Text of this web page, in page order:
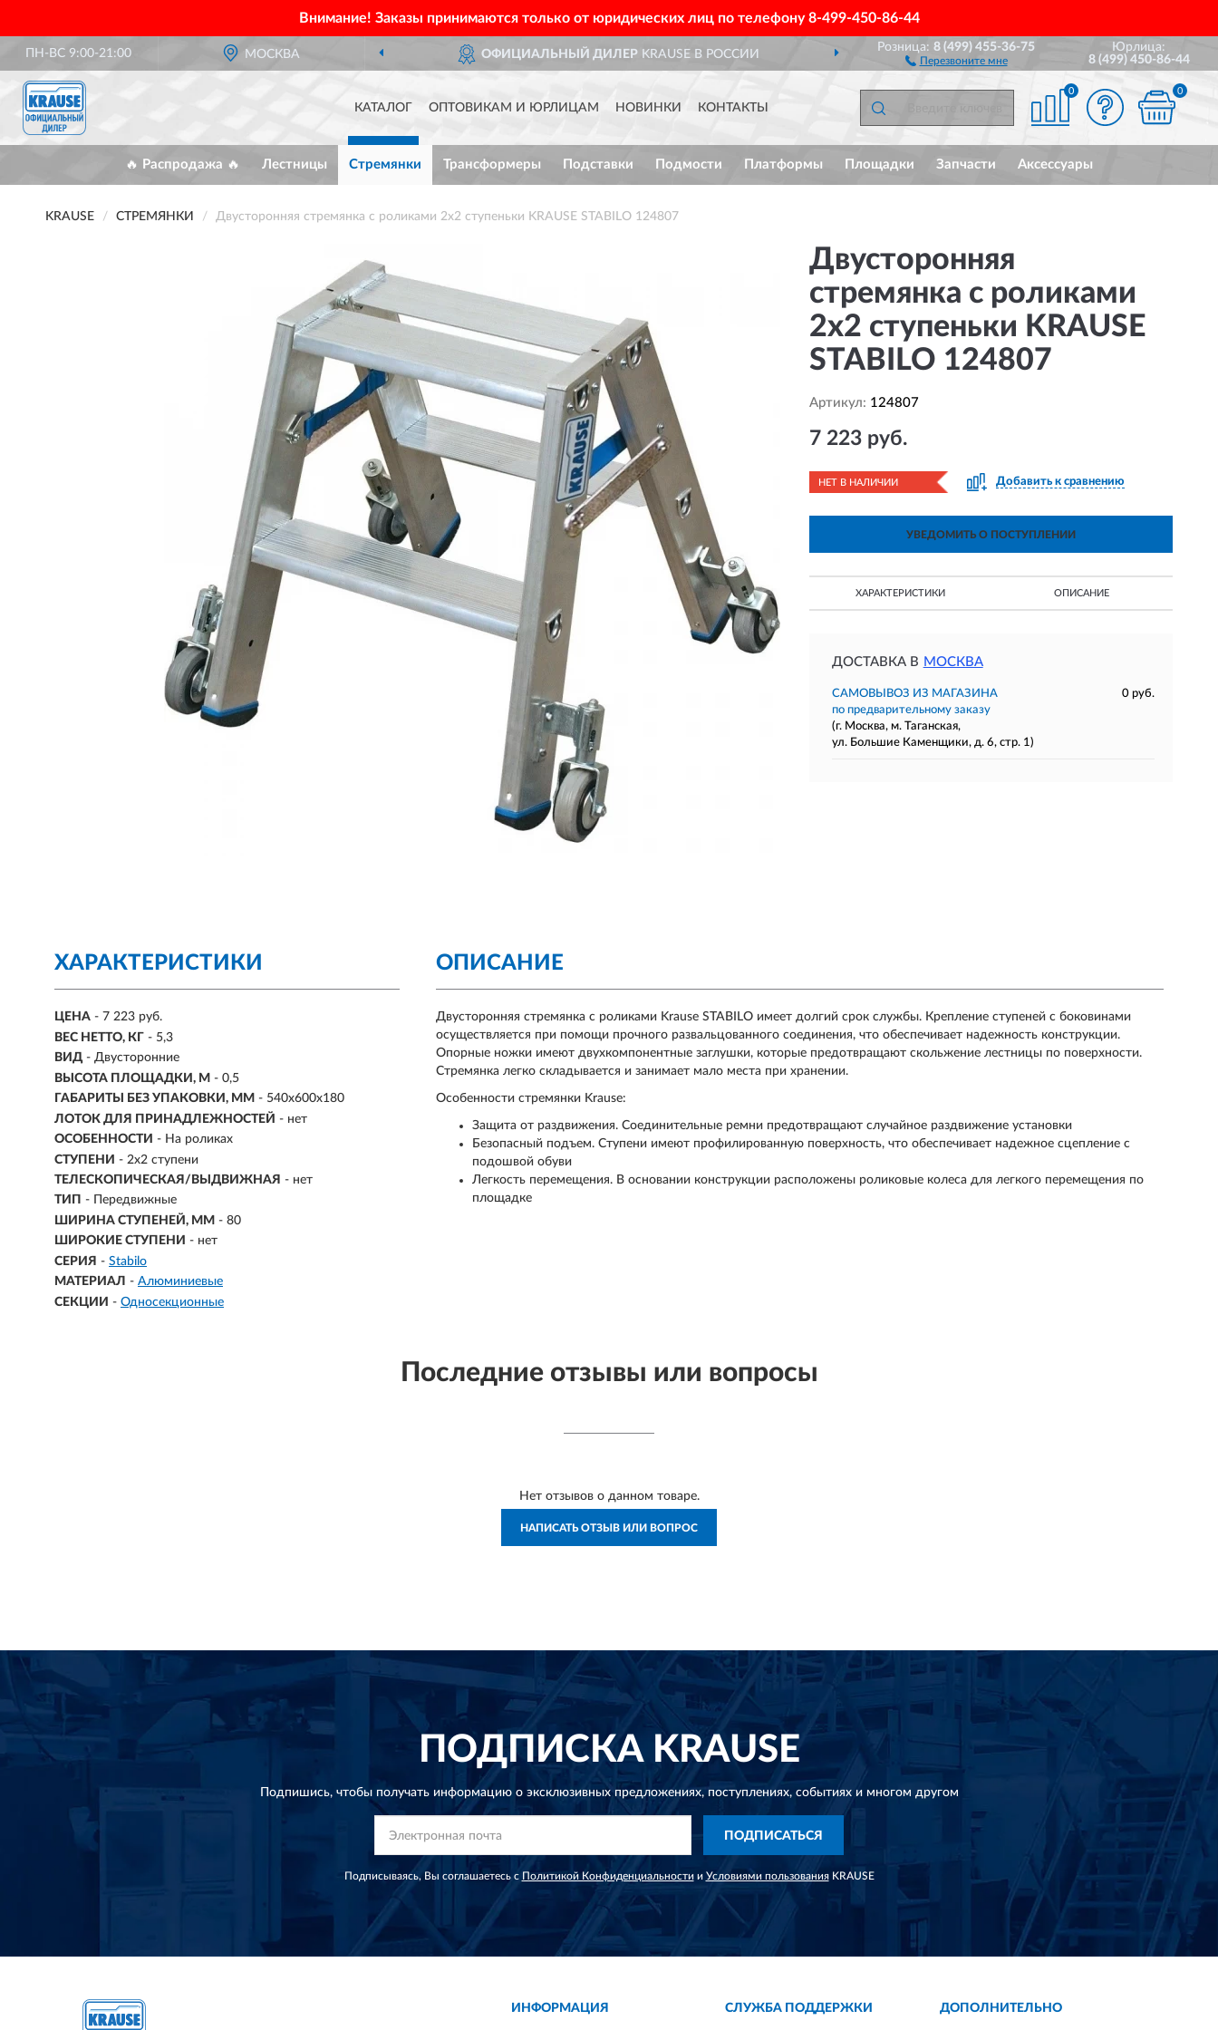
Внимание! Заказы принимаются только от юридических лиц по телефону8-499-450-86-44
ПН-ВС 9:00-21:00 МОСКВА ОФИЦИАЛЬНЫЙ ДИЛЕР KRAUSE В РОССИИ ДОСТАВИМ ПО ВСЕЙ РОССИИ
Розница:8 (499) 455-36-75
Перезвоните мне
Юрлица:
8 (499) 450-86-44
КАТАЛОГ ОПТОВИКАМ И ЮРЛИЦАМ НОВИНКИ КОНТАКТЫ
0 0
🔥 Распродажа 🔥 Лестницы Стремянки Трансформеры Подставки Подмости Платформы Площадки Запчасти Аксессуары
KRAUSE СТРЕМЯНКИ Двусторонняя стремянка с роликами 2х2 ступеньки KRAUSE STABILO 124807
Двусторонняя
стремянка с роликами
2х2 ступеньки KRAUSE
STABILO 124807
Артикул: 124807
7 223 руб.
НЕТ В НАЛИЧИИ Добавить к сравнению
УВЕДОМИТЬ О ПОСТУПЛЕНИИ
ХАРАКТЕРИСТИКИ ОПИСАНИЕ
ДОСТАВКА В МОСКВА
САМОВЫВОЗ ИЗ МАГАЗИНА
0 руб.
по предварительному заказу
(г. Москва, м. Таганская,
ул. Большие Каменщики, д. 6, стр. 1)
ХАРАКТЕРИСТИКИ
ЦЕНА - 7 223 руб.
ВЕС НЕТТО, КГ - 5,3
ВИД - Двусторонние
ВЫСОТА ПЛОЩАДКИ, М - 0,5
ГАБАРИТЫ БЕЗ УПАКОВКИ, ММ - 540х600х180
ЛОТОК ДЛЯ ПРИНАДЛЕЖНОСТЕЙ - нет
ОСОБЕННОСТИ - На роликах
СТУПЕНИ - 2х2 ступени
ТЕЛЕСКОПИЧЕСКАЯ/ВЫДВИЖНАЯ - нет
ТИП - Передвижные
ШИРИНА СТУПЕНЕЙ, ММ - 80
ШИРОКИЕ СТУПЕНИ - нет
СЕРИЯ - Stabilo
МАТЕРИАЛ - Алюминиевые
СЕКЦИИ - Односекционные
ОПИСАНИЕ
Двусторонняя стремянка с роликами Krause STABILO имеет долгий срок службы. Крепление ступеней с боковинами
осуществляется при помощи прочного развальцованного соединения, что обеспечивает надежность конструкции.
Опорные ножки имеют двухкомпонентные заглушки, которые предотвращают скольжение лестницы по поверхности.
Стремянка легко складывается и занимает мало места при хранении.
Особенности стремянки Krause:
Защита от раздвижения. Соединительные ремни предотвращают случайное раздвижение установки
Безопасный подъем. Ступени имеют профилированную поверхность, что обеспечивает надежное сцепление с
подошвой обуви
Легкость перемещения. В основании конструкции расположены роликовые колеса для легкого перемещения по
площадке
Последние отзывы или вопросы
Нет отзывов о данном товаре.
НАПИСАТЬ ОТЗЫВ ИЛИ ВОПРОС
ПОДПИСКАKRAUSE
Подпишись, чтобы получать информацию о эксклюзивных предложениях,поступлениях, событиях и многом другом
ПОДПИСАТЬСЯ
Подписываясь, Вы соглашаетесь с Политикой Конфиденциальности и Условиями пользованияKRAUSE
ИНФОРМАЦИЯ СЛУЖБА ПОДДЕРЖКИ ДОПОЛНИТЕЛЬНО